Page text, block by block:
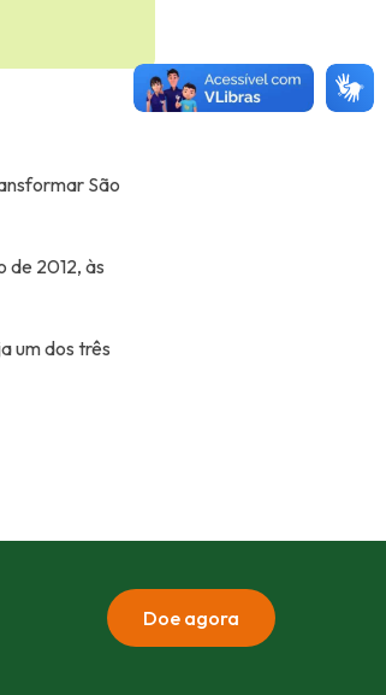
São
de 2012, às
um dos três
Doe agora